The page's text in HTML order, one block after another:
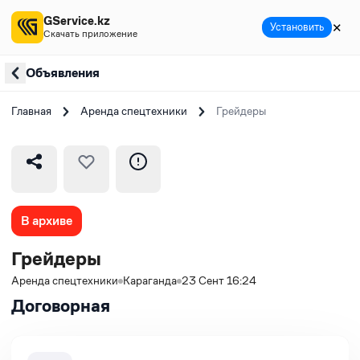
Объявления
Главная Аренда спецтехники Грейдеры
В архиве
Грейдеры
Аренда спецтехники Караганда 23 Сент 16:24
Договорная
GService.kz
Скачать приложение Установить ✕